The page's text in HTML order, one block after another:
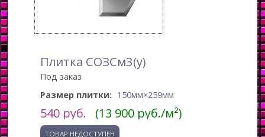
Плитка СОЗСм3(у)
Под заказ
Размер плитки: 150мм×259мм
540 руб. (13 900 руб./м²)